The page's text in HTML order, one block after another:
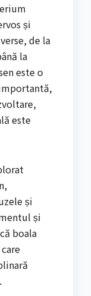
și
de la
la
este o
este
și
și
boala